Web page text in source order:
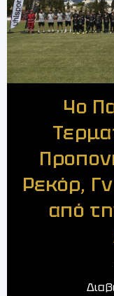
4ο
Ρεκόρ,
από